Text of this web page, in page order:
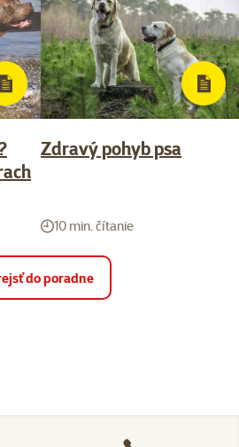
Zdravý pohyb psa
10 min. čítanie
do poradne